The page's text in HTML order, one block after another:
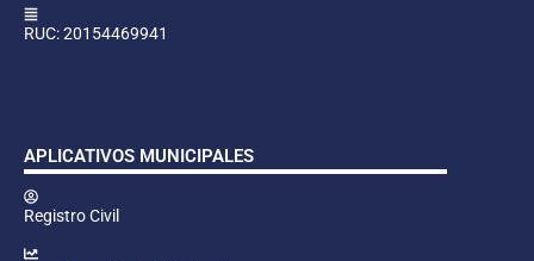
RUC: 20154469941
APLICATIVOS MUNICIPALES
Registro Civil